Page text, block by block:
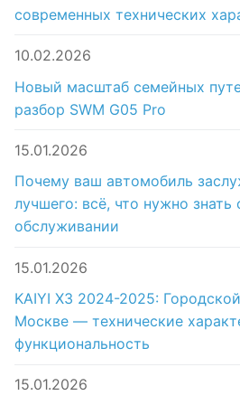
современных технических
10.02.2026
Новый масштаб семейных
разбор SWM G05 Pro
15.01.2026
Почему ваш автомобиль
лучшего: всё, что нужно знать
обслуживании
15.01.2026
KAIYI X3 2024-2025:
Москве — технические
функциональность
15.01.2026